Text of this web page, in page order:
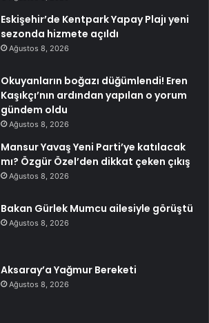
Eskişehir’de Kentpark Yapay Plajı yeni
sezonda hizmete açıldı
Ağustos 8, 2026
Okuyanların boğazı düğümlendi! Eren
Kaşıkçı’nın ardından yapılan o yorum
gündem oldu
Ağustos 8, 2026
Mansur Yavaş Yeni Parti’ye katılacak
mı? Özgür Özel’den dikkat çeken çıkış
Ağustos 8, 2026
Bakan Gürlek Mumcu ailesiyle görüştü
Ağustos 8, 2026
Aksaray’a Yağmur Bereketi
Ağustos 8, 2026